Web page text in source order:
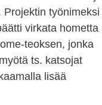
työnimeksi
virkata hometta
teoksen, jonka
ts. katsojat
lisää